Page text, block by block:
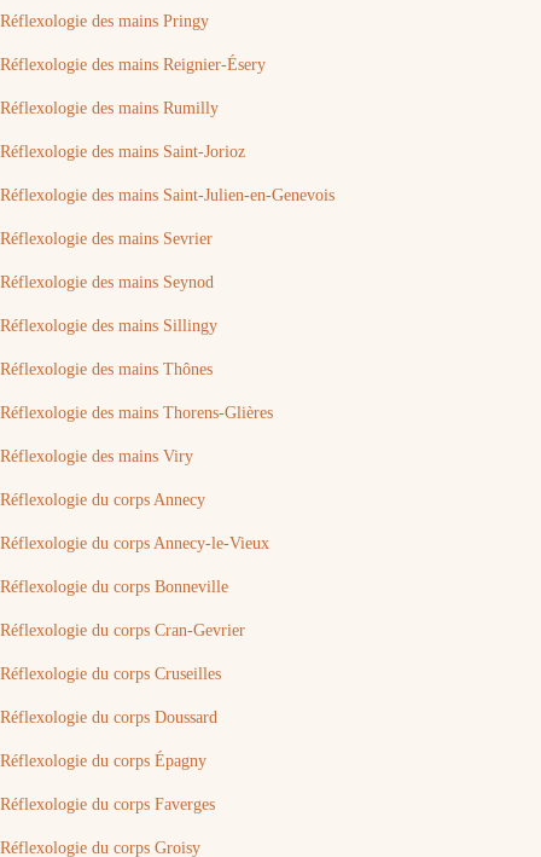
Réflexologie des mains Pringy
Réflexologie des mains Reignier-Ésery
Réflexologie des mains Rumilly
Réflexologie des mains Saint-Jorioz
Réflexologie des mains Saint-Julien-en-Genevois
Réflexologie des mains Sevrier
Réflexologie des mains Seynod
Réflexologie des mains Sillingy
Réflexologie des mains Thônes
Réflexologie des mains Thorens-Glières
Réflexologie des mains Viry
Réflexologie du corps Annecy
Réflexologie du corps Annecy-le-Vieux
Réflexologie du corps Bonneville
Réflexologie du corps Cran-Gevrier
Réflexologie du corps Cruseilles
Réflexologie du corps Doussard
Réflexologie du corps Épagny
Réflexologie du corps Faverges
Réflexologie du corps Groisy